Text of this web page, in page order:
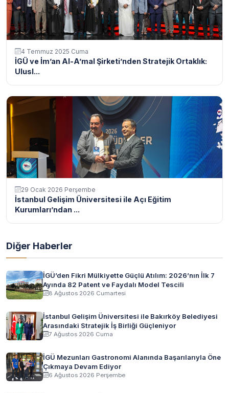
4 Temmuz 2025 Cuma
İGÜ ve İm’an Al-A’mal Şirketi’nden Stratejik Ortaklık:
Ulusl...
29 Ocak 2026 Perşembe
İstanbul Gelişim Üniversitesi ile Açı Eğitim
Kurumları’ndan ...
Diğer Haberler
İGÜ’den Fikri Mülkiyette Güçlü Atılım: 2026’nın İlk 7
Ayında 82 Patent ve Faydalı Model Tescili
8 Ağustos 2026 Cumartesi
İstanbul Gelişim Üniversitesi ile Bakırköy Belediyesi
Arasındaki Stratejik İş Birliği Güçleniyor
7 Ağustos 2026 Cuma
İGÜ Mezunları Gastronomi Alanında Başarılarıyla Öne
Çıkmaya Devam Ediyor
6 Ağustos 2026 Perşembe